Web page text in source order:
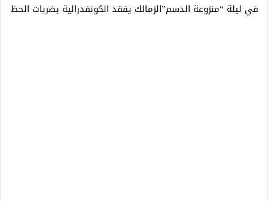
في ليلة “منزوعة الدسم”الزمالك يفقد الكونفدرالية بضربات الحظ